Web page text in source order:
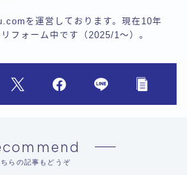
を運営しております。現在10年
フォーム中です（2025/1〜）。
ちらの記事もどうぞ